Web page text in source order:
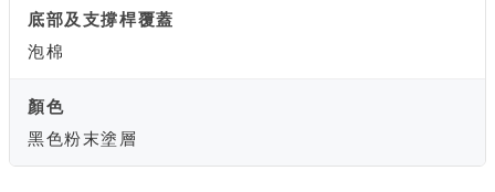
底部及支撐桿覆蓋
泡棉
顏色
黑色粉末塗層